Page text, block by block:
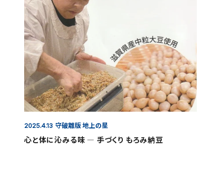
2025.4.13 守破離版 地上の星
心と体に沁みる味 ― 手づくり もろみ納豆